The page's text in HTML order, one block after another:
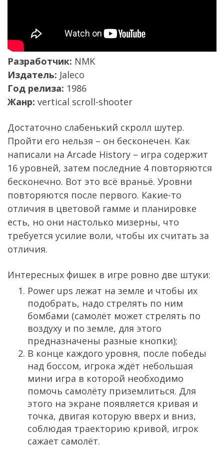
Разработчик: NMK
Издатель: Jaleco
Год релиза: 1986
Жанр: vertical scroll-shooter
Достаточно слабенький скролл шутер.
Пройти его нельзя – он бесконечен. Как
написали на Arcade History – игра содержит
16 уровней, затем последние 4 повторяются
бесконечно. Вот это всё враньё. Уровни
повторяются после первого. Какие-то
отличия в цветовой гамме и планировке
есть, но они настолько мизерны, что
требуется усилие воли, чтобы их считать за
отличия.
Интересных фишек в игре ровно две штуки:
Power ups лежат на земле и чтобы их
подобрать, надо стрелять по ним
бомбами (самолёт может стрелять по
воздуху и по земле, для этого
предназначены разные кнопки);
В конце каждого уровня, после победы
над боссом, игрока ждёт небольшая
мини игра в которой необходимо
помочь самолёту приземлиться. Для
этого на экране появляется кривая и
точка, двигая которую вверх и вниз,
соблюдая траекторию кривой, игрок
сажает самолёт.